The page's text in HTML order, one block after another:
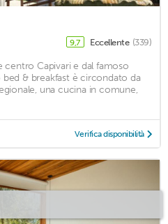
9,7 Eccellente (339)
centro Capivari e dal famoso
& breakfast è circondato da
una cucina in comune,
Verifica disponibilità